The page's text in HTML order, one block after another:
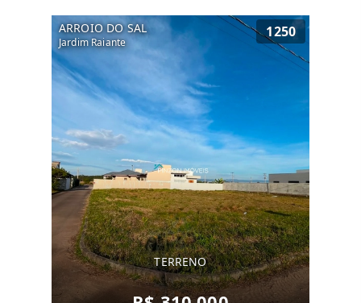
ARROIO DO SAL
Jardim Raiante
1250
TERRENO